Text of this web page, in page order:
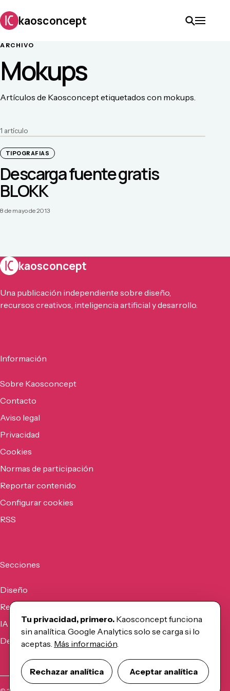
kaosconcept
ARCHIVO
Mokups
Artículos de Kaosconcept etiquetados con mokups.
1 artículo
TIPOGRAFIAS
Descarga fuente gratis
BLOKK
8 de mayo de 2013
kaosconcept
Una publicación independiente sobre diseño,
recursos creativos, inteligencia artificial y desarrollo.
Información
Sobre Kaosconcept
Contacto
Aviso legal
Privacidad
Cookies
Normas de participación
Reportar contenido
Configurar cookies
RSS
Secciones
Diseño
Recursos
IA
Desarrollo
Tu privacidad, primero. Kaosconcept funciona
sin analítica. Google Analytics solo se carga si lo
aceptas. Más información.
Rechazar analítica Aceptar analítica